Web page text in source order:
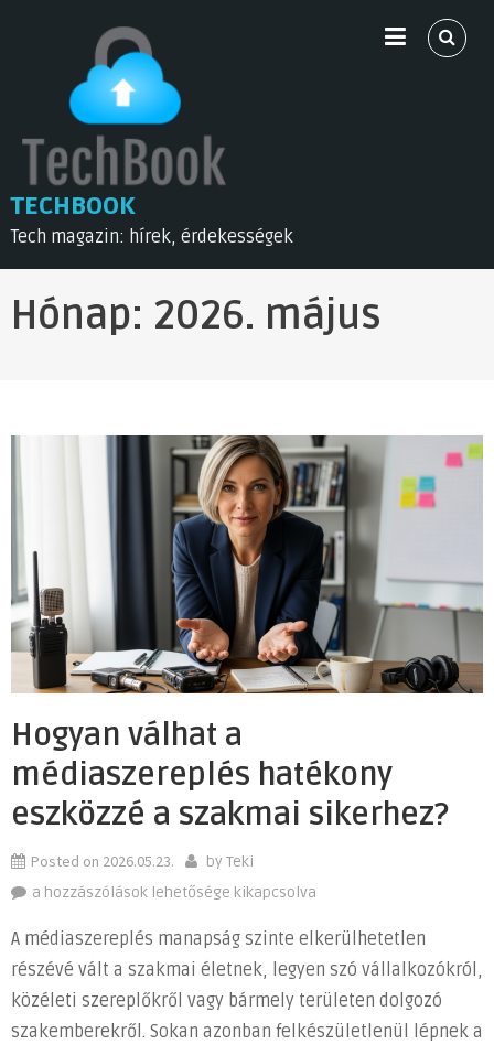
TECHBOOK
Tech magazin: hírek, érdekességek
Hónap: 2026. május
Hogyan válhat a
médiaszereplés hatékony
eszközzé a szakmai sikerhez?
Posted on 2026.05.23. byTeki
Hogyan
a
médiaszereplés
hatékony
eszközzé
a hozzászólások lehetősége kikapcsolva
A médiaszereplés manapság szinte elkerülhetetlen
részévé vált a szakmai életnek, legyen szó vállalkozókról,
közéleti szereplőkről vagy bármely területen dolgozó
szakemberekről. Sokan azonban felkészületlenül lépnek a